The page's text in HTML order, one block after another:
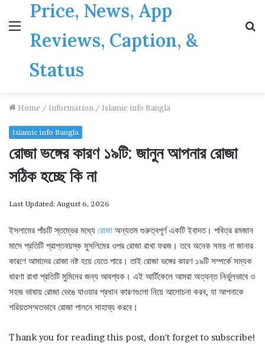
Menu
Price, News, App
Reviews, Caption, &
Status
Home / Information / Islamic info Bangla
Islamic info Bangla
রোজা ভঙ্গের কারণ ১৯টি: জানুন আপনার রোজা
সঠিক হচ্ছে কি না
Last Updated: August 6, 2026
ইসলামের পাঁচটি স্তম্ভের মধ্যে রোজা অন্যতম গুরুত্বপূর্ণ একটি ইবাদত। পবিত্র রমজান
মাসে প্রতিটি প্রাপ্তবয়স্ক মুসলিমের ওপর রোজা রাখা ফরজ। তবে অনেক সময় না জানার
কারণে আমাদের রোজা নষ্ট হয়ে যেতে পারে। তাই রোজা ভঙ্গের কারণ ১৯টি সম্পর্কে সম্যক
ধারণা রাখা প্রতিটি মুমিনের জন্য আবশ্যক। এই আর্টিকেলে আমরা অত্যন্ত নির্ভুলভাবে ও
সহজ ভাষায় রোজা ভেঙে যাওয়ার প্রধান কারণগুলো নিয়ে আলোচনা করব, যা আপনাকে
শরিয়তসম্মতভাবে রোজা পালনে সাহায্য করবে।
Thank you for reading this post, don't forget to subscribe!